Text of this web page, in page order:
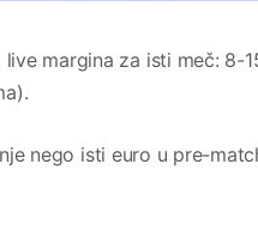
margina za isti meč: 8-
nego isti euro u pre-